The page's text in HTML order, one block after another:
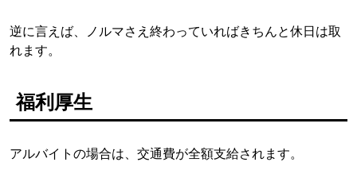
逆に言えば、ノルマさえ終わっていればきちんと休日は取
れます。
福利厚生
アルバイトの場合は、交通費が全額支給されます。